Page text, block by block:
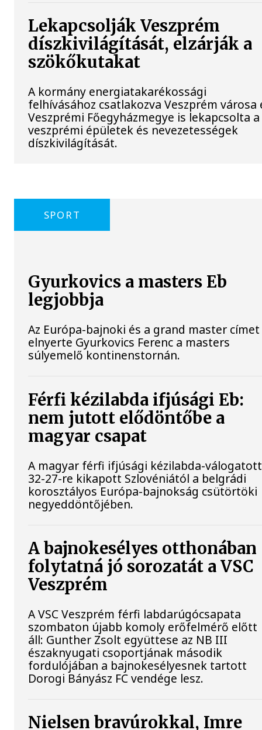
Lekapcsolják Veszprém
díszkivilágítását, elzárják a
szökőkutakat
A kormány energiatakarékossági
felhívásához csatlakozva Veszprém városa
Veszprémi Főegyházmegye is lekapcsolta a
veszprémi épületek és nevezetességek
díszkivilágítását.
SPORT
Gyurkovics a masters Eb
legjobbja
Az Európa-bajnoki és a grand master
elnyerte Gyurkovics Ferenc a masters
súlyemelő kontinenstornán.
Férfi kézilabda ifjúsági Eb:
nem jutott elődöntőbe a
magyar csapat
A magyar férfi ifjúsági kézilabda-válogatott
32-27-re kikapott Szlovéniától a belgrádi
korosztályos Európa-bajnokság csütörtöki
negyeddöntőjében.
A bajnokesélyes otthonában
folytatná jó sorozatát a VSC
Veszprém
A VSC Veszprém férfi labdarúgócsapata
szombaton újabb komoly erőfelmérő előtt
áll: Gunther Zsolt együttese az NB III
északnyugati csoportjának második
fordulójában a bajnokesélyesnek tartott
Dorogi Bányász FC vendége lesz.
Nielsen bravúrokkal, Imre